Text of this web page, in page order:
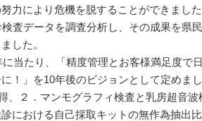
力により危機を脱することができました
査データを調査分析し、その成果を県
した。
当たり、「精度管理とお客様満足度で
！」を10年後のビジョンとして定めま
、２．マンモグラフィ検査と乳房超音
における自己採取キットの無作為抽出